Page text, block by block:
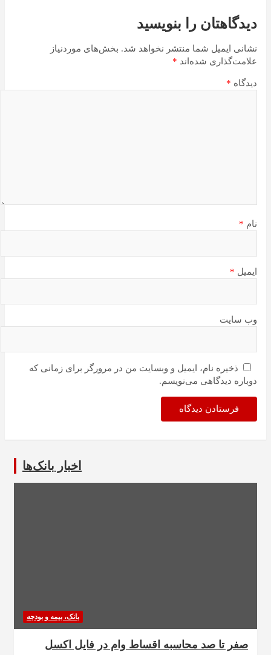
دیدگاهتان را بنویسید
نشانی ایمیل شما منتشر نخواهد شد. بخش‌های موردنیاز
علامت‌گذاری شده‌اند *
دیدگاه *
نام *
ایمیل *
وب‌ سایت
ذخیره نام، ایمیل و وبسایت من در مرورگر برای زمانی که
دوباره دیدگاهی می‌نویسم.
اخبار بانک‌ها
بانک، بیمه و بودجه
صفر تا صد محاسبه اقساط وام در فایل اکسل